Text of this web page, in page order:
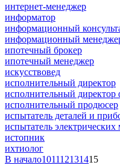
интернет-менеджер
информатор
информационный
информационный
ипотечный брокер
ипотечный менеджер
искусствовед
исполнительный директор
исполнительный директор
исполнительный продюсер
испытатель деталей и
испытатель
истопник
ихтиолог
В начало101112131415